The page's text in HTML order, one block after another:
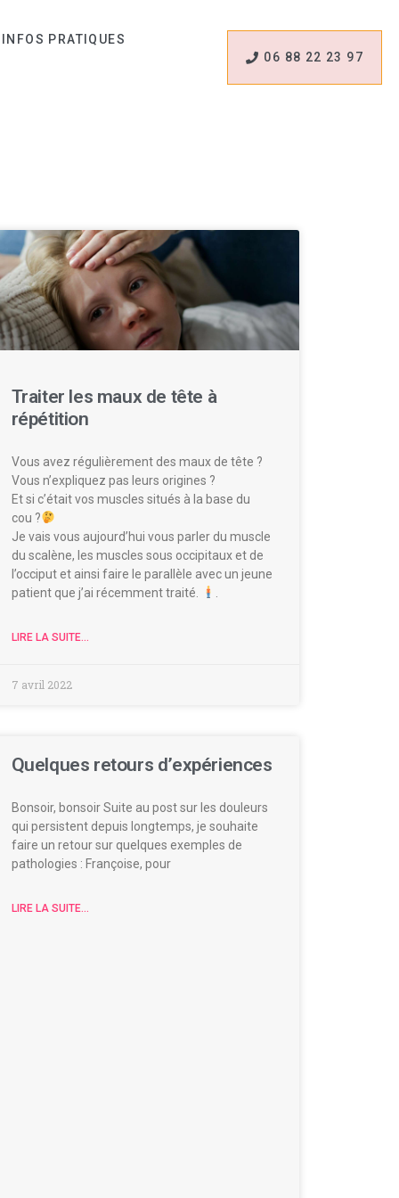
INFOS PRATIQUES
06 88 22 23 97
Traiter les maux de tête à
répétition
Vous avez régulièrement des maux de tête ?
Vous n’expliquez pas leurs origines ?
Et si c’était vos muscles situés à la base du
cou ?
Je vais vous aujourd’hui vous parler du muscle
du scalène, les muscles sous occipitaux et de
l’occiput et ainsi faire le parallèle avec un jeune
patient que j’ai récemment traité.
LIRE LA SUITE...
7 avril 2022
Quelques retours d’expériences
Bonsoir, bonsoir Suite au post sur les douleurs
qui persistent depuis longtemps, je souhaite
faire un retour sur quelques exemples de
pathologies : Françoise, pour
LIRE LA SUITE...